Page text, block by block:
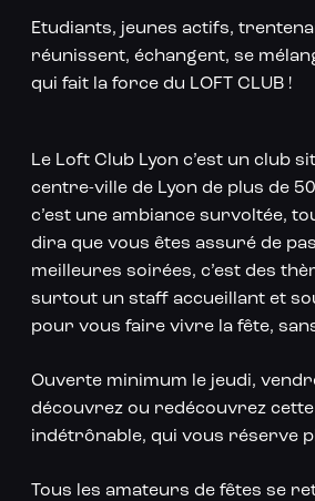
Etudiants, jeunes actifs,
réunissent, échangent, se
qui fait la force du LOFT CLUB !
Le Loft Club Lyon c’est un club
centre-ville de Lyon de plus de
c’est une ambiance survoltée,
dira que vous êtes assuré de
meilleures soirées, c’est des
surtout un staff accueillant et
pour vous faire vivre la fête,
Ouverte minimum le jeudi,
découvrez ou redécouvrez
indétrônable, qui vous réserve
Tous les amateurs de fêtes se